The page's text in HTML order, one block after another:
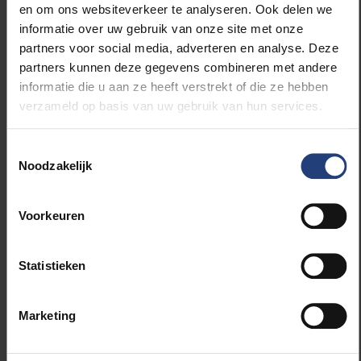
en om ons websiteverkeer te analyseren. Ook delen we
informatie over uw gebruik van onze site met onze
partners voor social media, adverteren en analyse. Deze
partners kunnen deze gegevens combineren met andere
informatie die u aan ze heeft verstrekt of die ze hebben
verzameld op basis van uw gebruik van hun services.
Noodzakelijk
Voorkeuren
Statistieken
Marketing
Op dit ogenblik zijn er 120 vacatures bij het UZ
Brussel waarvan 33 verpleegkundigen. Meer info
daarover opwww.uzbrusselwerkt.be. Wie haar of
zijn profiel daar niet terugvindt, kan altijd spontaan
solliciteren om samen op korte of eventueel op
langere termijn toch een geschikte job te vinden. Als
gebouwd aan een volledige nieuw Medisch
Technisch Blok waarvan de eerste delen midden dit
ondermeer operatieverpleegkundigen in een